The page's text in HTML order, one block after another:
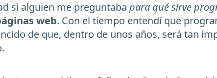
si alguien me preguntaba para qué sirve
web. Con el tiempo entendí que
de que, dentro de unos años, será tan